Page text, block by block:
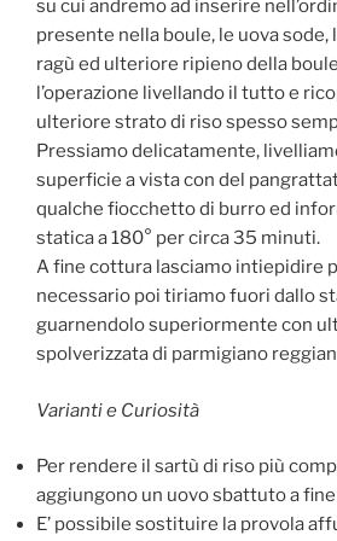
su cui andremo ad inserire
presente nella boule, le uova sode,
ragù ed ulteriore ripieno della
l’operazione livellando il tutto e
ulteriore strato di riso spesso
Pressiamo delicatamente,
superficie a vista con del
qualche fiocchetto di burro ed
statica a 180° per circa 35 minuti.
A fine cottura lasciamo intiepidire
necessario poi tiriamo fuori dallo
guarnendolo superiormente con
spolverizzata di parmigiano
Varianti e Curiosità
Per rendere il sartù di riso più
aggiungono un uovo sbattuto a
E’ possibile sostituire la provola